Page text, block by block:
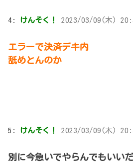
4: けんそく！ 2023/03/09(木)
エラーで決済デキ内
舐めとんのか
5: けんそく！ 2023/03/09(木)
別に今急いでやらんでもいい